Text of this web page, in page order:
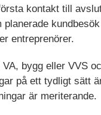
kontakt till
entreprenörer.
bygg eller VVS
på ett tydligt sätt
är meriterande.